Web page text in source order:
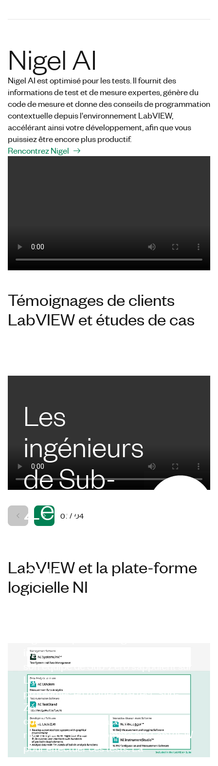
Nigel AI
Nigel AI est optimisé pour les tests. Il fournit des
informations de test et de mesure expertes, génère du
code de mesure et donne des conseils de programmation
contextuelle depuis l'environnement LabVIEW,
accélérant ainsi votre développement, afin que vous
puissiez être encore plus productif.
Rencontrez Nigel
Témoignages de clients
LabVIEW et études de cas
Les
ingénieurs
de Sub-
Zero
sur
LabVIEW
ingénieurs comme Chase Fearing et
son équipe de Sub-Zero s’appuient sur
LabVIEW pour résoudre tous leurs
problèmes en matière de test. Sub-
Zero est une marque qui promet une
qualité inégalée grâce à des tests
rigoureux, et elle compte sur LabVIEW
pour effectuer ces tests. La
programmation graphique intuitive de
01 / 04
LabVIEW et la plate-forme
logicielle NI